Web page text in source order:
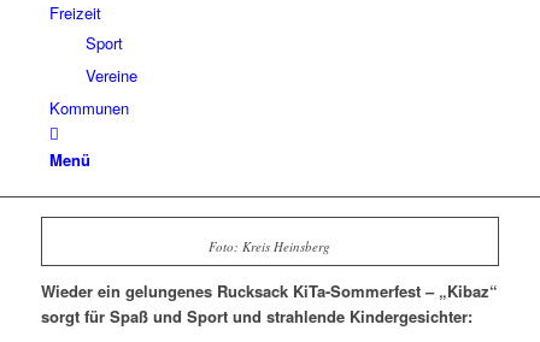
Freizeit
Sport
Vereine
Kommunen
Menü
Foto: Kreis Heinsberg
Wieder ein gelungenes Rucksack KiTa-Sommerfest – „Kibaz“
sorgt für Spaß und Sport und strahlende Kindergesichter: